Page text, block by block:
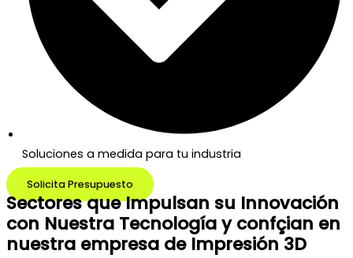
Soluciones a medida para tu industria
Solicita Presupuesto
Sectores que Impulsan su Innovación
con Nuestra Tecnología y confçian en
nuestra empresa de Impresión 3D